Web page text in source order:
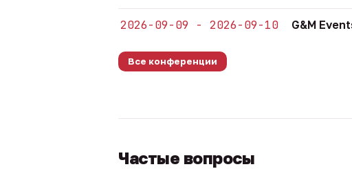
2026-09-09 - 2026-09-10 G&M
Все конференции
Частые вопросы